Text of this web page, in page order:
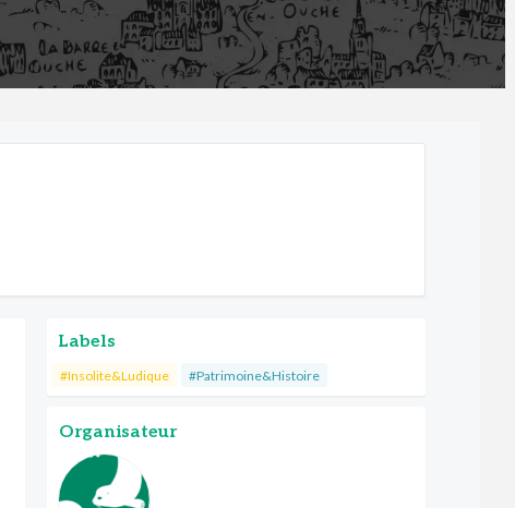
Labels
#Insolite&Ludique #Patrimoine&Histoire
Organisateur